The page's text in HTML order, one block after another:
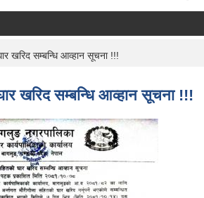
खरिद सम्बन्धि आव्हान सूचना !!!
खरिद सम्बन्धि आव्हान सूचना !!!